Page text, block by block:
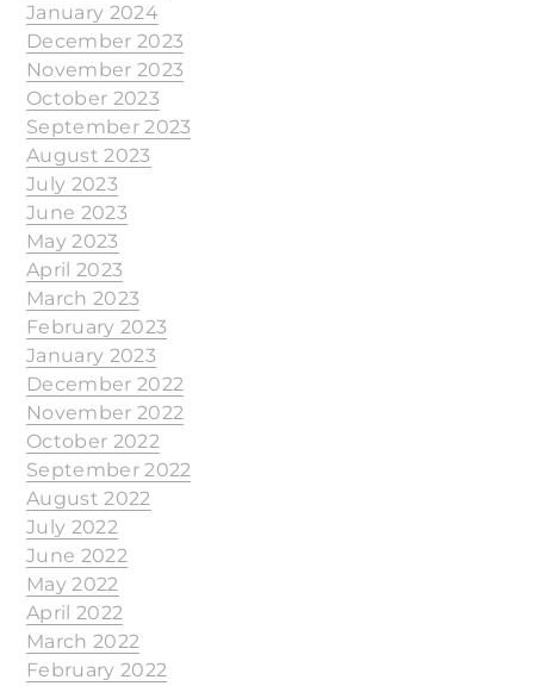
January 2024
December 2023
November 2023
October 2023
September 2023
August 2023
July 2023
June 2023
May 2023
April 2023
March 2023
February 2023
January 2023
December 2022
November 2022
October 2022
September 2022
August 2022
July 2022
June 2022
May 2022
April 2022
March 2022
February 2022